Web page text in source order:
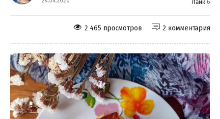
Лайк 6
2 комментария
2 465 просмотров